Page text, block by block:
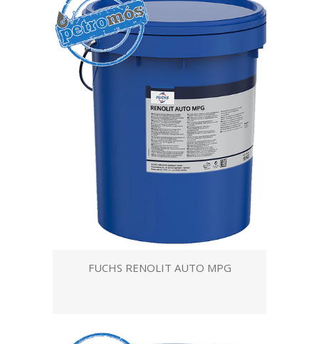
FUCHS RENOLIT AUTO MPG